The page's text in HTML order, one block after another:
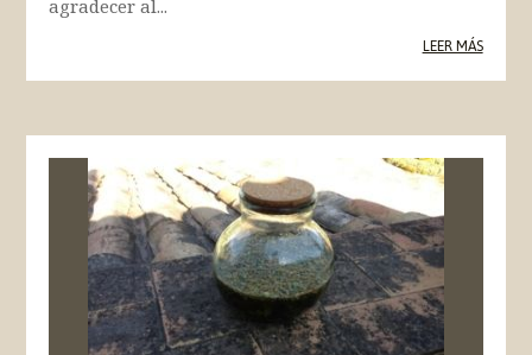
agradecer al...
LEER MÁS